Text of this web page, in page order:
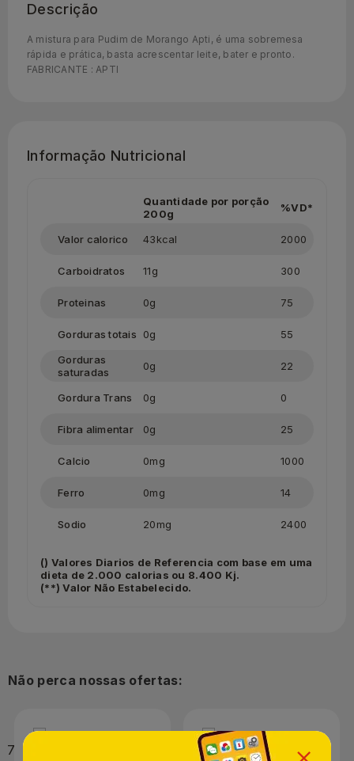
Descrição
A mistura para Pudim de Morango Apti, é uma sobremesa
rápida e prática, basta acrescentar leite, bater e pronto.
FABRICANTE : APTI
Informação Nutricional
Quantidade por porção
200g
%VD*
Valor calorico 43kcal 2000
Carboidratos 11g 300
Proteinas 0g 75
Gorduras totais 0g
55
Gorduras
saturadas
0g 22
Gordura Trans 0g 0
Fibra alimentar 0g 25
Calcio 0mg 1000
Ferro 0mg 14
Sodio 20mg 2400
() Valores Diarios de Referencia com base em uma
dieta de 2.000 calorias ou 8.400 Kj.
(**) Valor Não Estabelecido.
Não perca nossas ofertas: